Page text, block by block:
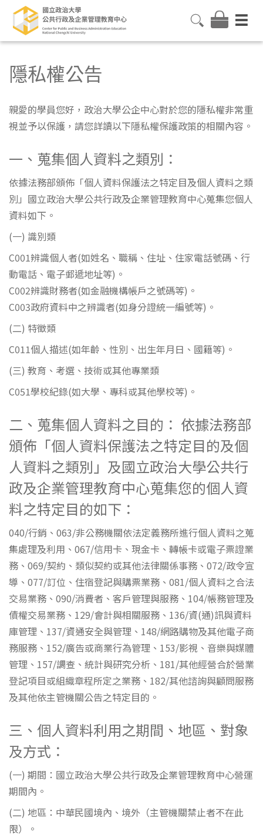
隱私權公告
親愛的學員您好，政治大學公企中心對於您的隱私權非常重
視並予以保護，請您詳讀以下隱私權保護政策的相關內容。
一、蒐集個人資料之類別：
依據法務部頒佈「個人資料保護法之特定目及個人資料之類
別」國立政治大學公共行政及企業管理教育中心蒐集您個人
資料如下。
(一) 識別類
C001辨識個人者(如姓名、職稱、住址、住家電話號碼、行
動電話、電子郵遞地址等)。
C002辨識財務者(如金融機構帳戶之號碼等)。
C003政府資料中之辨識者(如身分證統一編號等)。
(二) 特徵類
C011個人描述(如年齡、性別、出生年月日、國籍等)。
(三) 教育、考選、技術或其他專業類
C051學校紀錄(如大學、專科或其他學校等)。
二、蒐集個人資料之目的： 依據法務部
頒佈「個人資料保護法之特定目的及個
人資料之類別」及國立政治大學公共行
政及企業管理教育中心蒐集您的個人資
料之特定目的如下：
040/行銷、063/非公務機關依法定義務所進行個人資料之蒐
集處理及利用、067/信用卡、現金卡、轉帳卡或電子票證業
務、069/契約、類似契約或其他法律關係事務、072/政令宣
導、077/訂位、住宿登記與購票業務、081/個人資料之合法
交易業務、090/消費者、客戶管理與服務、104/帳務管理及
債權交易業務、129/會計與相關服務、136/資(通)訊與資料
庫管理、137/資通安全與管理、148/網路購物及其他電子商
務服務、152/廣告或商業行為管理、153/影視、音樂與媒體
管理、157/調查、統計與研究分析、181/其他經營合於營業
登記項目或組織章程所定之業務、182/其他諮詢與顧問服務
及其他依主管機關公告之特定目的。
三、個人資料利用之期間、地區、對象
及方式：
(一) 期間：國立政治大學公共行政及企業管理教育中心營運
期間內。
(二) 地區：中華民國境內、境外（主管機關禁止者不在此
限）。